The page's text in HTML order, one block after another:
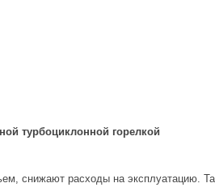
турбо­циклонной горелкой
снижают расходы на эксплуатацию.